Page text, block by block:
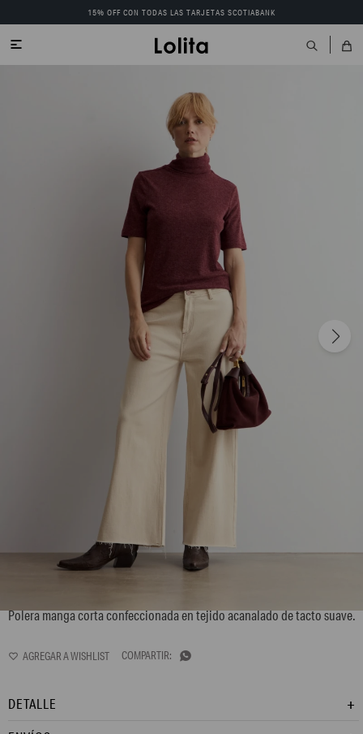
15% OFF CON TODAS LAS TARJETAS SCOTIABANK

Polera manga corta confeccionada en tejido acanalado de tacto suave.

DETALLE